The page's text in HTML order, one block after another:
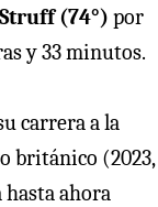
(74°) por
y 33 minutos.
carrera a la
británico (2023,
hasta ahora